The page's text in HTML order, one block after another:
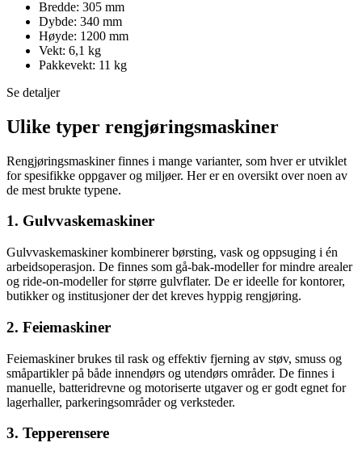
Bredde: 305 mm
Dybde: 340 mm
Høyde: 1200 mm
Vekt: 6,1 kg
Pakkevekt: 11 kg
Se detaljer
Ulike typer rengjøringsmaskiner
Rengjøringsmaskiner finnes i mange varianter, som hver er utviklet
for spesifikke oppgaver og miljøer. Her er en oversikt over noen av
de mest brukte typene.
1. Gulvvaskemaskiner
Gulvvaskemaskiner kombinerer børsting, vask og oppsuging i én
arbeidsoperasjon. De finnes som gå-bak-modeller for mindre arealer
og ride-on-modeller for større gulvflater. De er ideelle for kontorer,
butikker og institusjoner der det kreves hyppig rengjøring.
2. Feiemaskiner
Feiemaskiner brukes til rask og effektiv fjerning av støv, smuss og
småpartikler på både innendørs og utendørs områder. De finnes i
manuelle, batteridrevne og motoriserte utgaver og er godt egnet for
lagerhaller, parkeringsområder og verksteder.
3. Tepperensere